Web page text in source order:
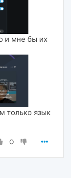
и мне бы их
только язык
0